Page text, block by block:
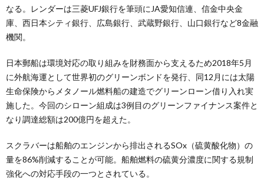
なる。レンダーは三菱UFJ銀行を筆頭にJA愛知信連、信金中央金
庫、西日本シティ銀行、広島銀行、武蔵野銀行、山口銀行など8金融
機関。
日本郵船は環境対応の取り組みを財務面から支えるため2018年5月
に外航海運として世界初のグリーンボンドを発行、同12月には太陽
生命保険からメタノール燃料船の建造でグリーンローン借り入れ実
施した。今回のシローン組成は3例目のグリーンファイナンス案件と
なり調達総額は200億円を超えた。
スクラバーは船舶のエンジンから排出されるSOx（硫黄酸化物）の
量を86%削減することが可能。船舶燃料の硫黄分濃度に関する規制
強化への対応手段の一つとされている。